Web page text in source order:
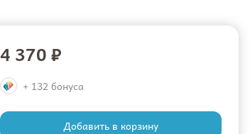
4 370 ₽
+ 132 бонуса
Добавить в корзину